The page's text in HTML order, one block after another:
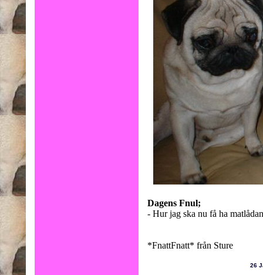
Dagens Fnul;
- Hur jag ska nu få ha
*FnattFnatt* från Sture
26